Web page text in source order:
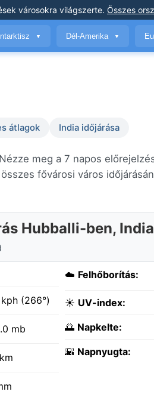
városokra világszerte. Összes
▼ Dél-Amerika ▼
átlagok India időjárása
meg a 7 napos
fővárosi város
Hubballi-ben,
(266°)
mb
☁️ Felhőborítás:
☀️ UV-index:
🌅 Napkelte:
🌇 Napnyugta: